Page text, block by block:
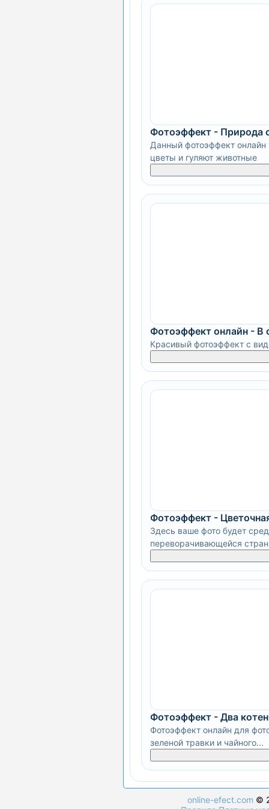
Фотоэффект - Природа
Данный фотоэффект онлайн
цветы и гуляют животные
Фотоэффект онлайн - В
Красивый фотоэффект с
Фотоэффект -
Здесь ваше фото будет
переворачивающейся
Фотоэффект - Два
Фотоэффект онлайн для
зеленой травки и чайного...
online-efect.com ©